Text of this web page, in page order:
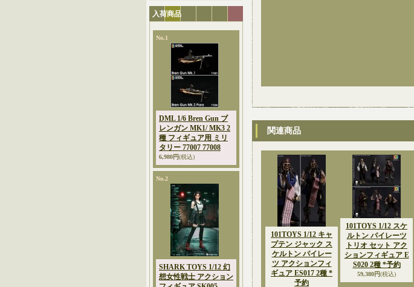
入荷商品
No.1
DML 1/6 Bren Gun ブ
レンガン MK1/ MK3 2
種 フィギュア用 ミリ
タリー 77007 77008
6,980円(税込)
No.2
SHARK TOYS 1/12 幻
想女性戦士 アクション
関連商品
101TOYS 1/12 キャ
プテン ジャック ス
ケルトン パイレー
ツ アクションフィ
ギュア ES017 2種 *
予約
101TOYS 1/12 スケ
ルトン パイレーツ
トリオ セット アク
ションフィギュア E
S020 2種 *予約
59,380円(税込)